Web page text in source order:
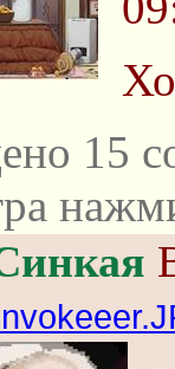
15